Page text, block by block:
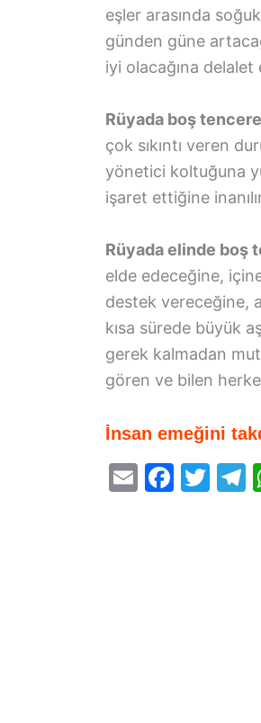
eşler arasında
günden güne
iyi olacağına delalet
Rüyada boş
çok sıkıntı veren
yönetici koltuğuna
işaret ettiğine
Rüyada elinde boş
elde edeceğine,
destek vereceğine,
kısa sürede büyük
gerek kalmadan
gören ve bilen
İnsan emeğini
E
F
T